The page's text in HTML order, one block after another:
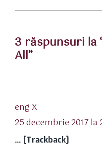
3 răspunsuri la
All”
eng X
25 decembrie 2017 la
… [Trackback]